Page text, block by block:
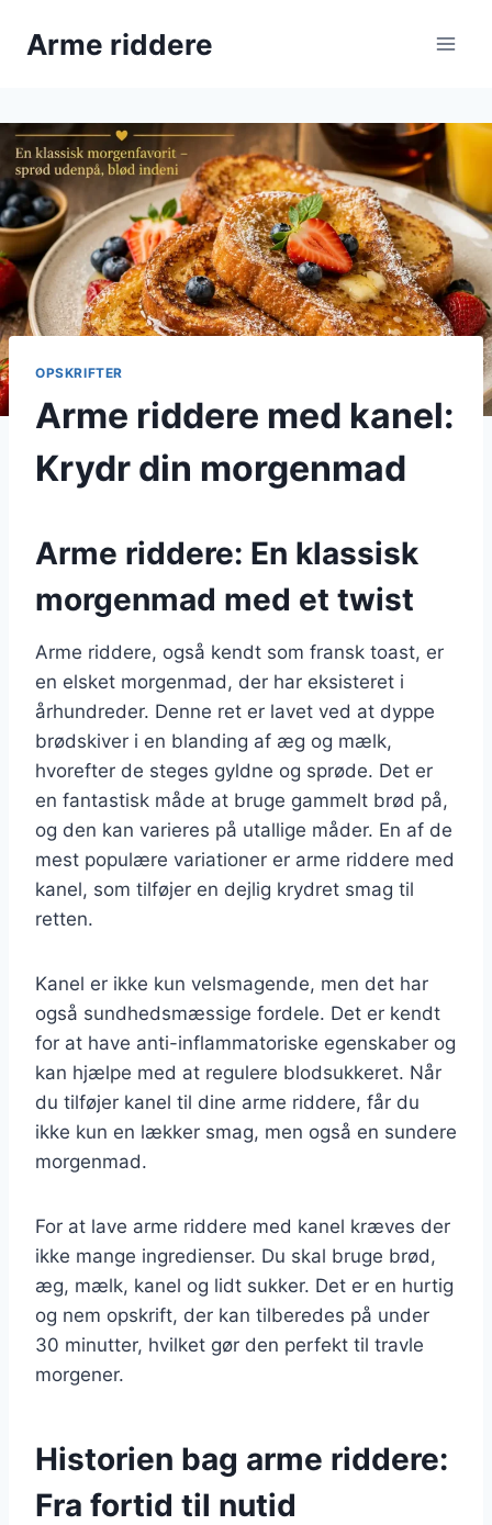
Arme riddere
OPSKRIFTER
Arme riddere med kanel:
Krydr din morgenmad
Arme riddere: En klassisk
morgenmad med et twist
Arme riddere, også kendt som fransk toast, er
en elsket morgenmad, der har eksisteret i
århundreder. Denne ret er lavet ved at dyppe
brødskiver i en blanding af æg og mælk,
hvorefter de steges gyldne og sprøde. Det er
en fantastisk måde at bruge gammelt brød på,
og den kan varieres på utallige måder. En af de
mest populære variationer er arme riddere med
kanel, som tilføjer en dejlig krydret smag til
retten.
Kanel er ikke kun velsmagende, men det har
også sundhedsmæssige fordele. Det er kendt
for at have anti-inflammatoriske egenskaber og
kan hjælpe med at regulere blodsukkeret. Når
du tilføjer kanel til dine arme riddere, får du
ikke kun en lækker smag, men også en sundere
morgenmad.
For at lave arme riddere med kanel kræves der
ikke mange ingredienser. Du skal bruge brød,
æg, mælk, kanel og lidt sukker. Det er en hurtig
og nem opskrift, der kan tilberedes på under
30 minutter, hvilket gør den perfekt til travle
morgener.
Historien bag arme riddere:
Fra fortid til nutid